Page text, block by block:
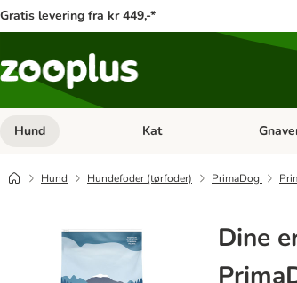
Gratis levering fra kr 449,-*
Hund Åben kategori menu: Hund
Kat Åben
Hund Hundefoder (tørfoder) PrimaDog
Dine